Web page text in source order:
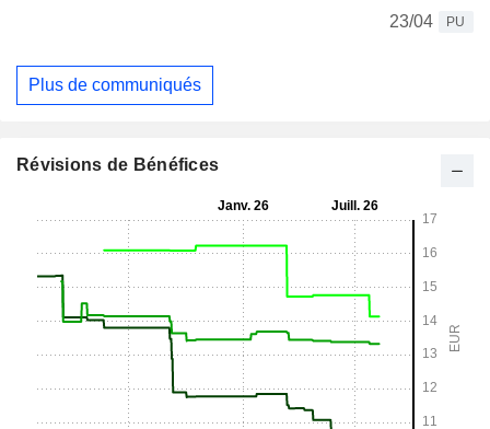
23/04
PU
Plus de communiqués
Révisions de Bénéfices